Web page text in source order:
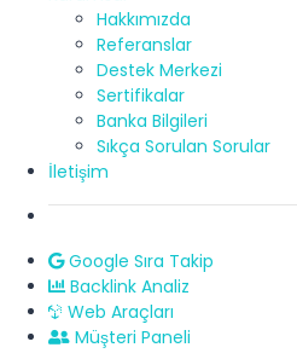
Hakkımızda
Referanslar
Destek Merkezi
Sertifikalar
Banka Bilgileri
Sıkça Sorulan Sorular
İletişim
Google Sıra Takip
Backlink Analiz
Web Araçları
Müşteri Paneli